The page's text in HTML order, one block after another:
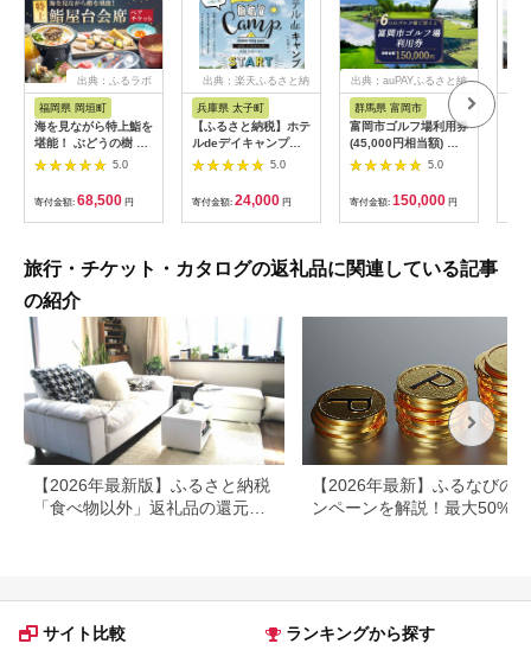
出典：ふるラボ
福岡県 岡垣町
海を見ながら特上鮨を
堪能！ ぶどうの樹 鮨
屋台ペア お食事券 海
鮮 海 屋台 食事 ペア
福岡県 岡垣町
5.0
寄付金額: 68,500 円
出典：楽天ふるさと納
兵庫県 太子町
【ふるさと納税】ホテ
ルdeデイキャンプ体
験チケット
【1364991】
5.0
寄付金額: 24,000 円
出典：auPAYふるさと納
群馬県 富岡市
富岡市ゴルフ場利用券
(45,000円相当額) ゴ
ルフ チケット 平日 土
日 祝日 プレー券 関東
群馬県 首都圏 F20E-
382
5.0
寄付金額: 150,000 円
旅行・チケット・カタログの返礼品に関連している記事
の紹介
【2026年最新版】ふるさと納税
「食べ物以外」返礼品の還元率
【2026年最新】ふるなびの
ンペーンを解説！最大50%還
サイト比較 ランキングから探す